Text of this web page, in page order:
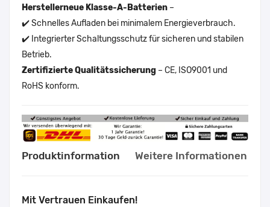
Herstellerneue Klasse-A-Batterien –
✔️ Schnelles Aufladen bei minimalem Energieverbrauch.
✔️ Integrierter Schaltungsschutz für sicheren und stabilen
Betrieb.
Zertifizierte Qualitätssicherung – CE, ISO9001 und
RoHS konform.
Produktinformation Weitere Informationen
Mit Vertrauen Einkaufen!